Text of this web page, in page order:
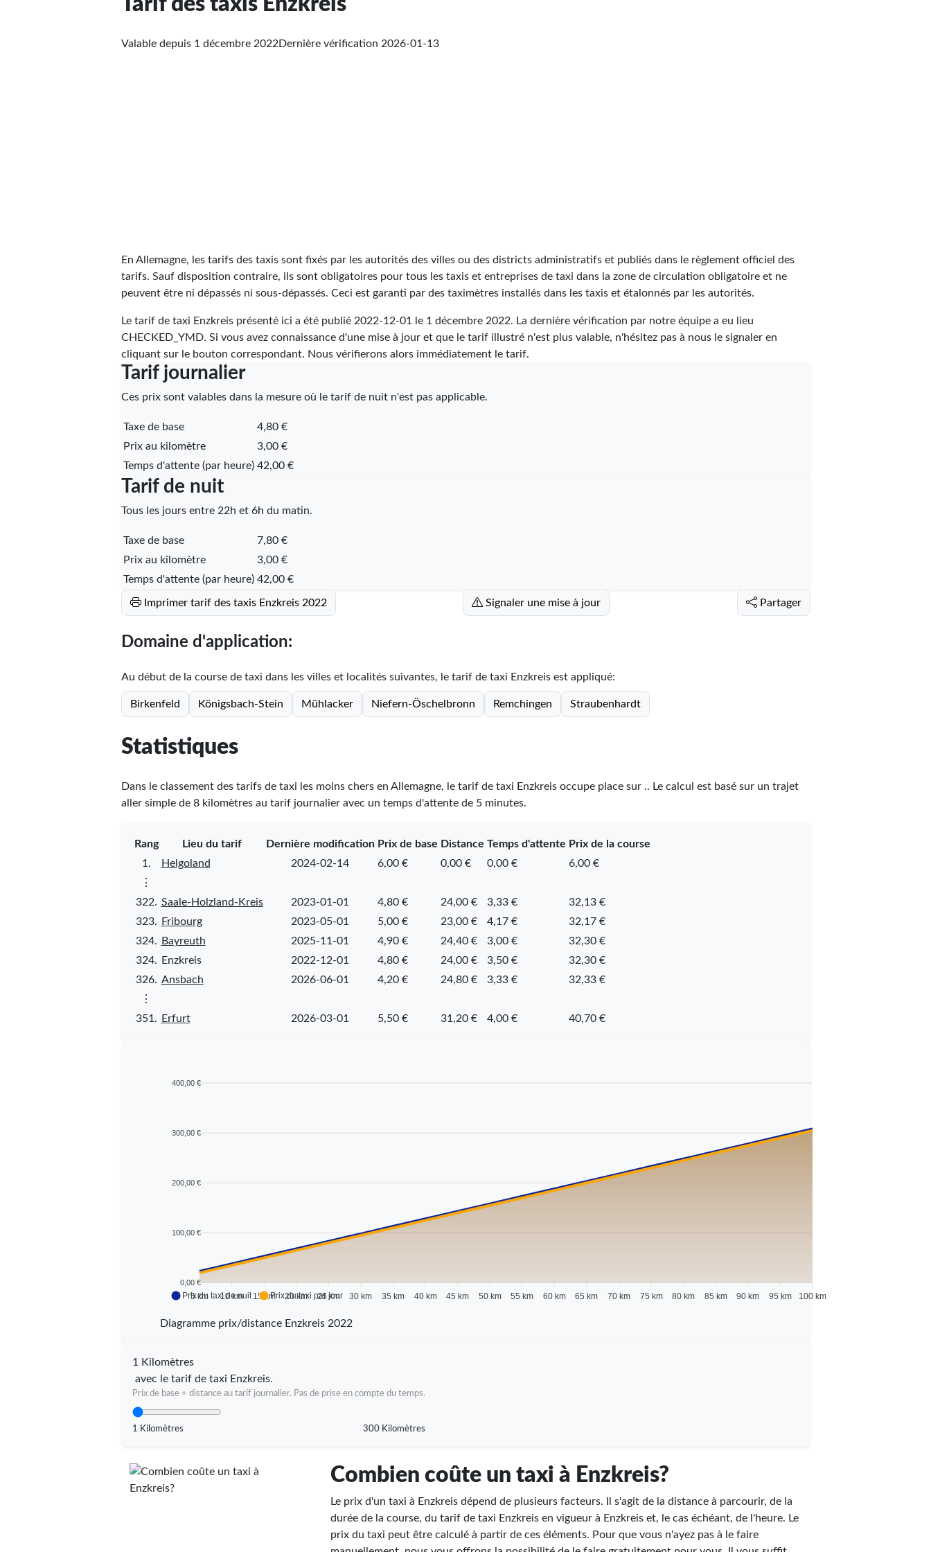
Valable depuis 1 décembre 2022 Dernière vérification 2026-01-13
En Allemagne, les tarifs des taxis sont fixés par les autorités des villes ou des districts administratifs et publiés dans le règlement officiel des
tarifs. Sauf disposition contraire, ils sont obligatoires pour tous les taxis et entreprises de taxi dans la zone de circulation obligatoire et ne
peuvent être ni dépassés ni sous-dépassés. Ceci est garanti par des taximètres installés dans les taxis et étalonnés par les autorités.
Le tarif de taxi Enzkreis présenté ici a été publié 2022-12-01
le 1 décembre 2022. La dernière vérification par notre équipe a eu lieu
CHECKED_YMD. Si vous avez connaissance d'une mise à jour et que le tarif illustré n'est plus valable, n'hésitez pas à nous le signaler en
cliquant sur le bouton correspondant. Nous vérifierons alors immédiatement le tarif.
Tarif journalier
Ces prix sont valables dans la mesure où le tarif de nuit n'est pas applicable.
Taxe de base
4,80 €
Prix au kilomètre
3,00 €
Temps d'attente (par heure) 42,00 €
Tarif de nuit
Tous les jours entre 22h et 6h du matin.
Taxe de base
7,80 €
Prix au kilomètre
3,00 €
Temps d'attente (par heure) 42,00 €
Imprimer tarif des taxis Enzkreis 2022 Signaler une mise à jour Partager
Domaine d'application:
Au début de la course de taxi dans les villes et localités suivantes, le tarif de taxi Enzkreis est appliqué:
Birkenfeld Königsbach-Stein Mühlacker Niefern-Öschelbronn Remchingen Straubenhardt
Statistiques
Dans le classement des tarifs de taxi les moins chers en Allemagne, le tarif de taxi Enzkreis occupe place sur .. Le calcul est basé sur un trajet
aller simple de 8 kilomètres au tarif journalier avec un temps d'attente de 5 minutes.
Rang Lieu du tarif Dernière modification Prix de base Distance Temps d'attente Prix de la course
1.
Helgoland 2024-02-14 6,00 € 0,00 € 0,00 €
6,00 €
⋮
322. Saale-Holzland-Kreis 2023-01-01 4,80 € 24,00 € 3,33 €
32,13 €
323.
Fribourg 2023-05-01 5,00 € 23,00 € 4,17 €
32,17 €
324.
Bayreuth 2025-11-01 4,90 € 24,40 € 3,00 €
32,30 €
324.
Enzkreis 2022-12-01 4,80 € 24,00 € 3,50 €
32,30 €
326. Ansbach 2026-06-01 4,20 € 24,80 € 3,33 €
32,33 €
⋮
351.
Erfurt 2026-03-01 5,50 € 31,20 € 4,00 € 40,70 €
400,00 €
300,00 €
200,00 €
100,00 €
0,00 €
5 km 10 km 15 km 20 km 25 km 30 km 35 km 40 km 45 km 50 km 55 km 60 km 65 km 70 km 75 km 80 km 85 km 90 km 95 km 100 km
Prix du taxi de nuit Prix du taxi par jour
Diagramme prix/distance Enzkreis 2022
1 Kilomètres
avec le tarif de taxi Enzkreis.
Prix de base + distance au tarif journalier. Pas de prise en compte du temps.
1 Kilomètres 300 Kilomètres
Combien coûte un taxi à Enzkreis?
Le prix d'un taxi à Enzkreis dépend de plusieurs facteurs. Il s'agit de la distance à parcourir, de la
durée de la course, du tarif de taxi Enzkreis en vigueur à Enzkreis et, le cas échéant, de l'heure. Le
prix du taxi peut être calculé à partir de ces éléments. Pour que vous n'ayez pas à le faire